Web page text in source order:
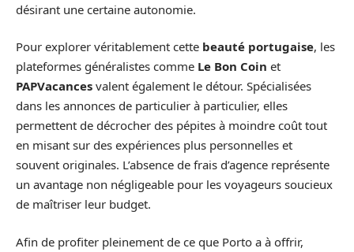
désirant une certaine autonomie.
Pour explorer véritablement cette beauté portugaise, les
plateformes généralistes comme Le Bon Coin et
PAPVacances valent également le détour. Spécialisées
dans les annonces de particulier à particulier, elles
permettent de décrocher des pépites à moindre coût tout
en misant sur des expériences plus personnelles et
souvent originales. L’absence de frais d’agence représente
un avantage non négligeable pour les voyageurs soucieux
de maîtriser leur budget.
Afin de profiter pleinement de ce que Porto a à offrir,